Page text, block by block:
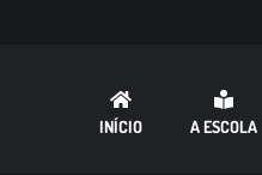
INÍCIO A ESCOLA